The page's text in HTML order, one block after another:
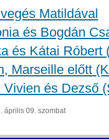
Matildával
és Bogdán
és Kátai Róbert
Marseille előtt
Vivien és Dezső
április 09. szombat